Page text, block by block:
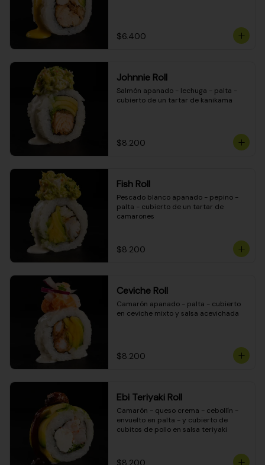
$6.400
Johnnie Roll
Salmón apanado - lechuga - palta -
cubierto de un tartar de kanikama
$8.200
Fish Roll
Pescado blanco apanado - pepino -
palta - cubierto de un tartar de
camarones
$8.200
Ceviche Roll
Camarón apanado - palta - cubierto
en ceviche mixto y salsa acevichada
$8.200
Ebi Teriyaki Roll
Camarón - queso crema - cebollín -
envuelto en palta - y cubierto de
cubitos de pollo en salsa teriyaki
$8.200